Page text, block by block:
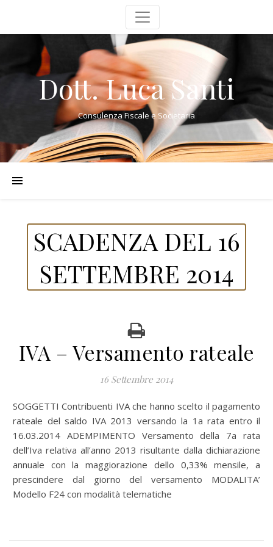
Dott. Luca Santi
Consulenza Fiscale e Societaria
SCADENZA DEL 16
SETTEMBRE 2014
IVA – Versamento rateale
16 Settembre 2014
SOGGETTI Contribuenti IVA che hanno scelto il pagamento
rateale del saldo IVA 2013 versando la 1a rata entro il
16.03.2014 ADEMPIMENTO Versamento della 7a rata
dell’Iva relativa all’anno 2013 risultante dalla dichiarazione
annuale con la maggiorazione dello 0,33% mensile, a
prescindere dal giorno del versamento MODALITA’
Modello F24 con modalità telematiche